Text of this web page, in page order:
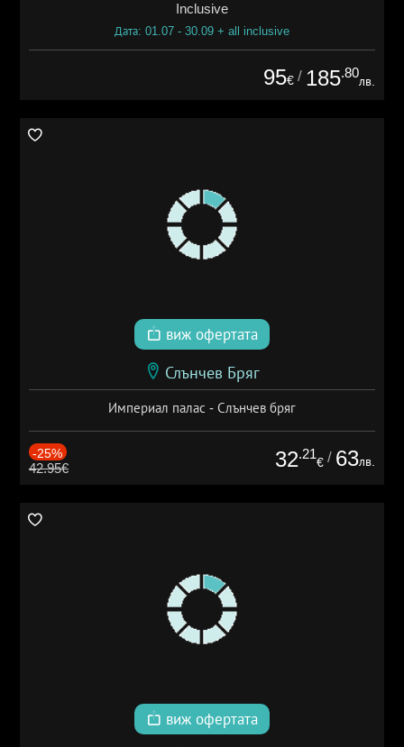
Inclusive
Дата: 01.07 - 30.09 + all inclusive
95€ / 185.80
лв.
виж офертата
Слънчев Бряг
Империал палас - Слънчев бряг
-25%
42.95€ 32.21
€ / 63лв.
виж офертата